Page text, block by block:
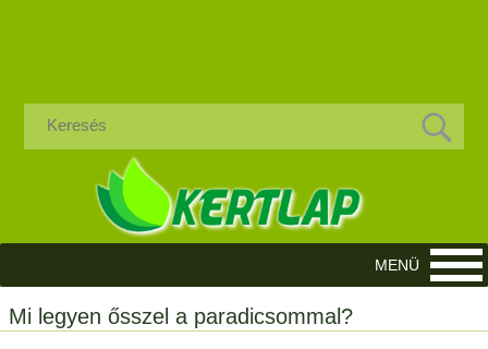
Mi legyen ősszel a paradicsommal?